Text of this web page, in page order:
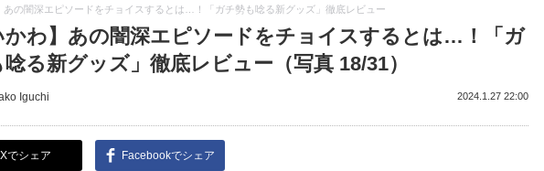
あの闇深エピソードをチョイスするとは…！「ガチ勢も唸る新グッズ」徹底レビュー
かわ】あの闇深エピソードをチョイスするとは…！「ガ
る新グッズ」徹底レビュー（写真 18/31）
Iguchi 2024.1.27 22:00
Xでシェア Facebookでシェア